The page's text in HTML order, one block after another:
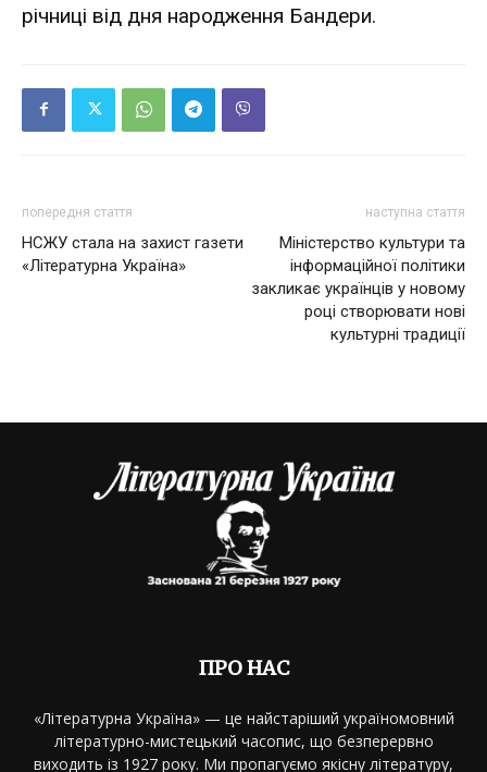
річниці від дня народження Бандери.
попередня стаття
НСЖУ стала на захист газети
«Літературна Україна»
наступна стаття
Міністерство культури та
інформаційної політики
закликає українців у новому
році створювати нові
культурні традиції
ПРО НАС
«Літературна Україна» — це найстаріший україномовний
літературно-мистецький часопис, що безперервно
виходить із 1927 року. Ми пропагуємо якісну літературу,